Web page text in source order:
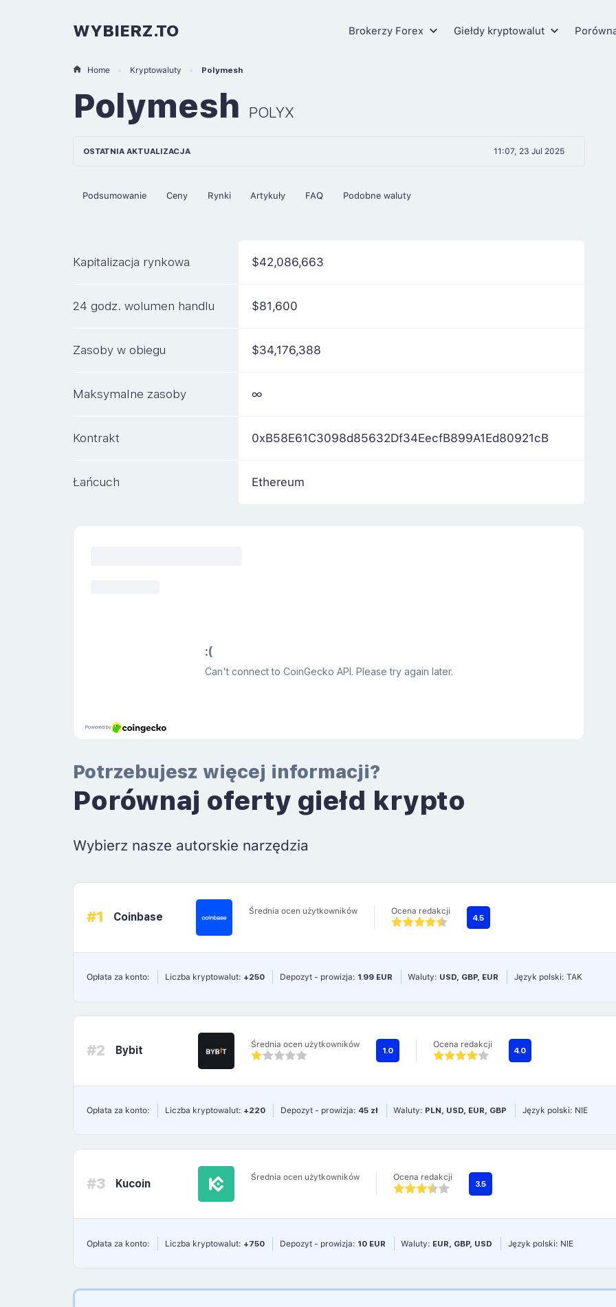
WYBIERZ.TO Brokerzy Forex Giełdy kryptowalut
Home Kryptowaluty Polymesh
Polymesh POLYX
OSTATNIA AKTUALIZACJA 11:07, 23 Jul 2025
Podsumowanie Ceny Rynki Artykuły FAQ Podobne waluty
Kapitalizacja rynkowa $42,086,663
24 godz. wolumen handlu $81,600
Zasoby w obiegu $34,176,388
Maksymalne zasoby ∞
Kontrakt 0xB58E61C3098d85632Df34EecfB899A1Ed80921cB
Łańcuch Ethereum
Potrzebujesz więcej informacji?
Porównaj oferty giełd krypto
Wybierz nasze autorskie narzędzia
#1 Coinbase Średnia ocen użytkowników Ocena redakcji
4.5
Opłata za konto: Liczba kryptowalut: +250 Depozyt - prowizja: 1.99 EUR Waluty: USD, GBP, EUR Język polski: TAK
#2 Bybit Średnia ocen użytkowników
1.0
Ocena redakcji
4.0
Opłata za konto: Liczba kryptowalut: +220 Depozyt - prowizja: 45 zł Waluty: PLN, USD, EUR, GBP Język polski: NIE
#3 Kucoin Średnia ocen użytkowników Ocena redakcji
3.5
Opłata za konto: Liczba kryptowalut: +750 Depozyt - prowizja: 10 EUR Waluty: EUR, GBP, USD Język polski: NIE